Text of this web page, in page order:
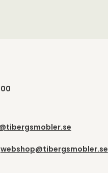
00
webshop@tibergsmobler.se